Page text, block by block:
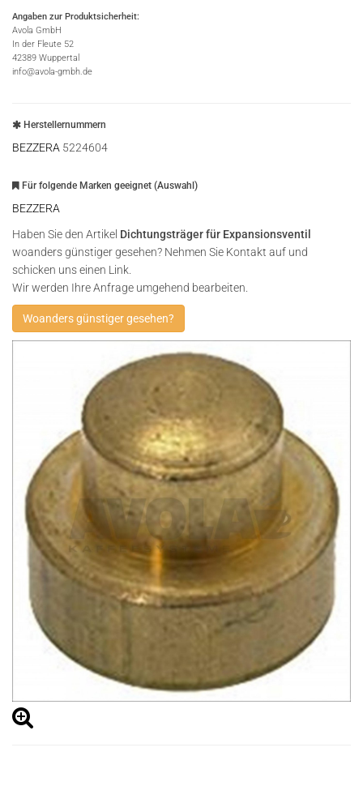
Angaben zur Produktsicherheit:
Avola GmbH
In der Fleute 52
42389 Wuppertal
info@avola-gmbh.de
Herstellernummern
BEZZERA 5224604
Für folgende Marken geeignet (Auswahl)
BEZZERA
Haben Sie den Artikel Dichtungsträger für Expansionsventil
woanders günstiger gesehen? Nehmen Sie Kontakt auf und
schicken uns einen Link.
Wir werden Ihre Anfrage umgehend bearbeiten.
Woanders günstiger gesehen?